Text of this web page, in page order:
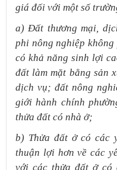
giá đối với một số
a) Đất thương mại,
phi nông nghiệp
có khả năng sinh lợi
đất làm mặt bằng sản
dịch vụ; đất nông
giới hành chính
thửa đất có nhà ở;
b) Thửa đất ở có các
thuận lợi hơn về các
với các thửa đất ở